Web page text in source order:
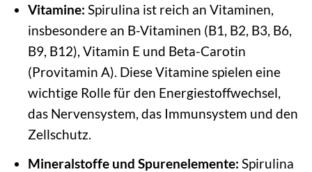
Vitamine: Spirulina ist reich an Vitaminen,
insbesondere an B-Vitaminen (B1, B2, B3, B6,
B9, B12), Vitamin E und Beta-Carotin
(Provitamin A). Diese Vitamine spielen eine
wichtige Rolle für den Energiestoffwechsel,
das Nervensystem, das Immunsystem und den
Zellschutz.
Mineralstoffe und Spurenelemente: Spirulina